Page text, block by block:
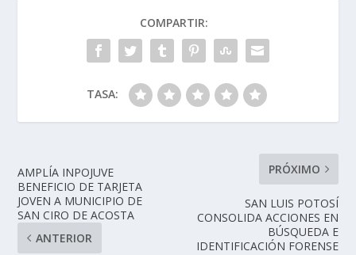
COMPARTIR:
TASA:
AMPLÍA INPOJUVE
BENEFICIO DE TARJETA
JOVEN A MUNICIPIO DE
SAN CIRO DE ACOSTA
ANTERIOR
PRÓXIMO
SAN LUIS POTOSÍ
CONSOLIDA ACCIONES EN
BÚSQUEDA E
IDENTIFICACIÓN FORENSE